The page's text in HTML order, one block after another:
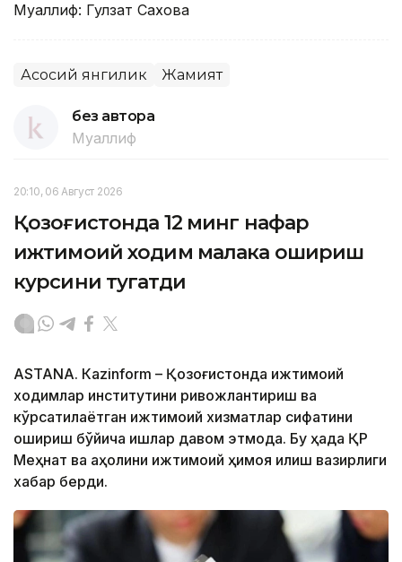
Муаллиф: Гулзат Сахова
Асосий янгилик Жамият
без автора
Муаллиф
20:10, 06 Август 2026
Қозоғистонда 12 минг нафар
ижтимоий ходим малака ошириш
курсини тугатди
ASTANА. Кazinform – Қозоғистонда ижтимоий
ходимлар институтини ривожлантириш ва
кўрсатилаётган ижтимоий хизматлар сифатини
ошириш бўйича ишлар давом этмоқда. Бу ҳақда ҚР
Меҳнат ва аҳолини ижтимоий ҳимоя қилиш вазирлиги
хабар берди.